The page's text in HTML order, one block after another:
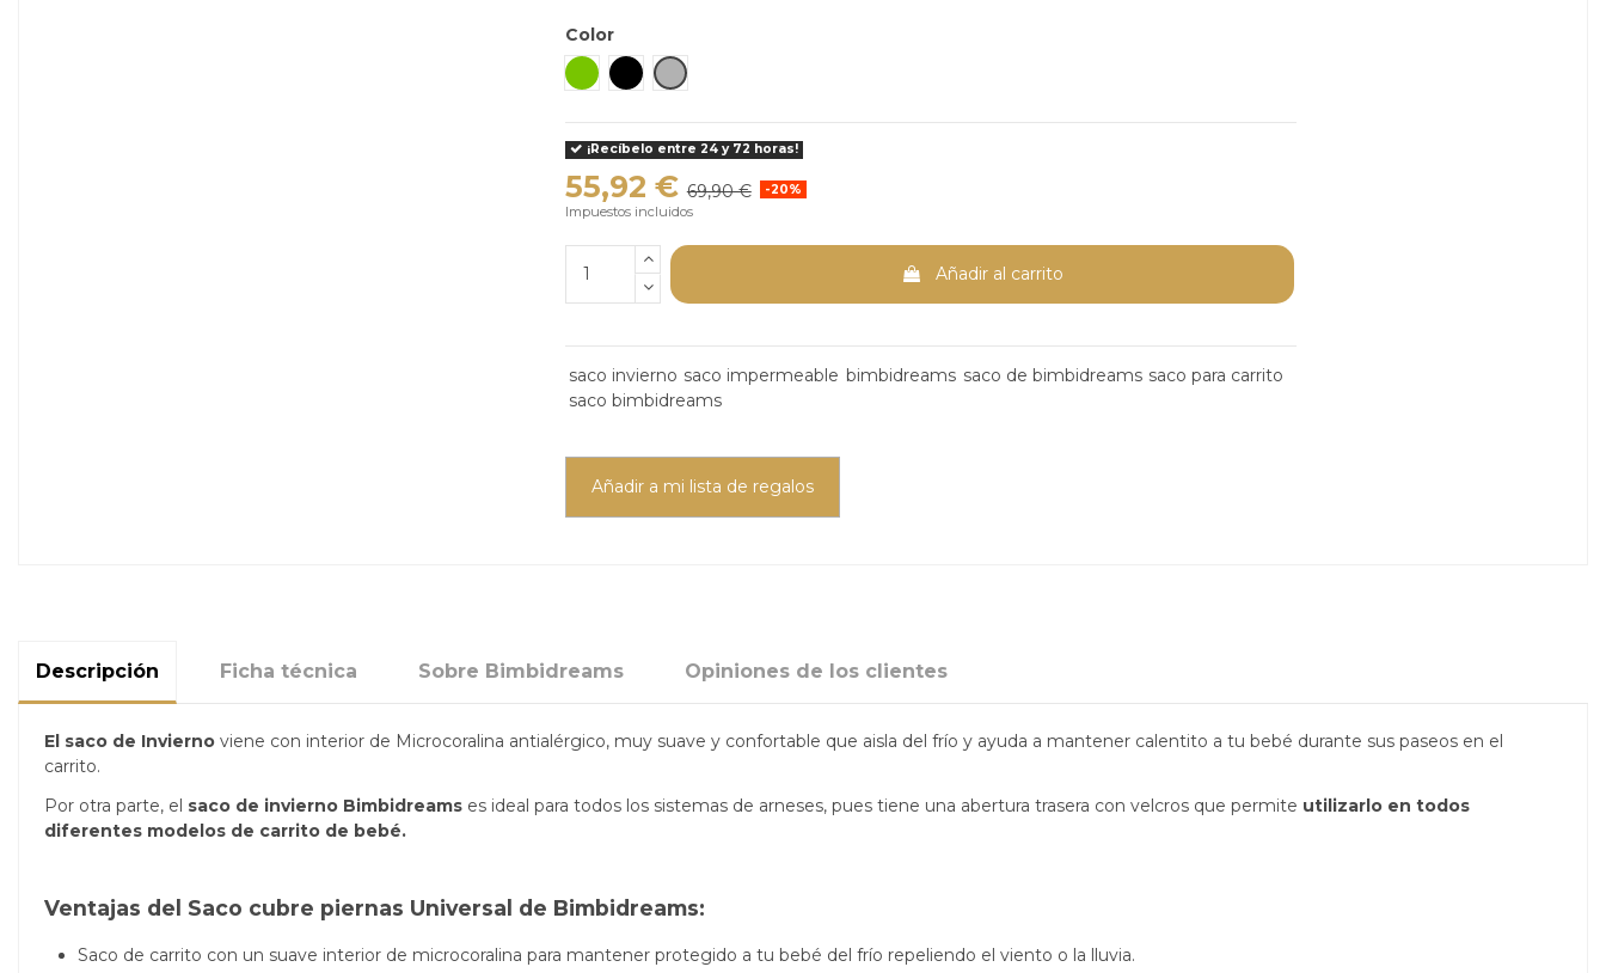
Color
Verde
Negro Gris
¡Recíbelo entre 24 y 72 horas!
55,92 € 69,90 € -20%
Impuestos incluidos
Añadir al carrito
saco invierno saco impermeable bimbidreams saco de bimbidreams saco para carrito
saco bimbidreams
Añadir a mi lista de regalos
Descripción Ficha técnica Sobre Bimbidreams Opiniones de los clientes
El saco de Invierno viene con interior de Microcoralina antialérgico, muy suave y confortable que aisla del frío y ayuda a mantener calentito a tu bebé durante sus paseos en el
carrito.
Por otra parte, el saco de invierno Bimbidreams es ideal para todos los sistemas de arneses, pues tiene una abertura trasera con velcros que permite utilizarlo en todos
diferentes modelos de carrito de bebé.
Ventajas del Saco cubre piernas Universal de Bimbidreams:
Saco de carrito con un suave interior de microcoralina para mantener protegido a tu bebé del frío repeliendo el viento o la lluvia.